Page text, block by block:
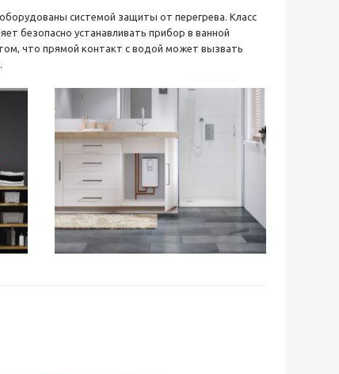
системой защиты от перегрева. Класс
безопасно устанавливать прибор в ванной
что прямой контакт с водой может вызвать